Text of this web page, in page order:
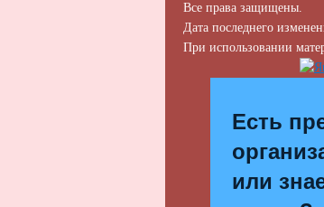
Все права защищены.
Дата последнего
При использовании
Есть
или